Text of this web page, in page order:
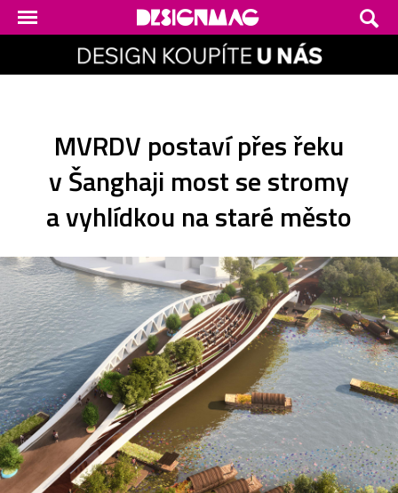
MVRDV postaví přes řeku
v Šanghaji most se stromy
a vyhlídkou na staré město